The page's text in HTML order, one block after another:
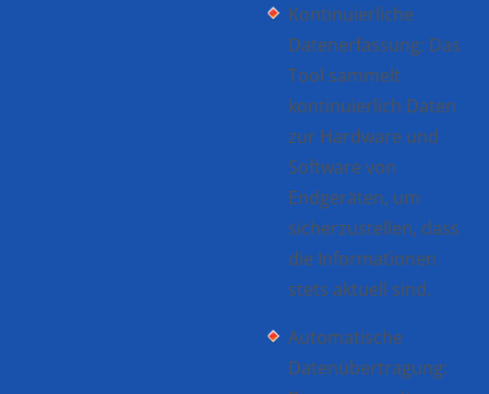
Kontinuierliche
Datenerfassung: Das
Tool sammelt
kontinuierlich Daten
zur Hardware und
Software von
Endgeräten, um
sicherzustellen, dass
die Informationen
stets aktuell sind.
Automatische
Datenübertragung: